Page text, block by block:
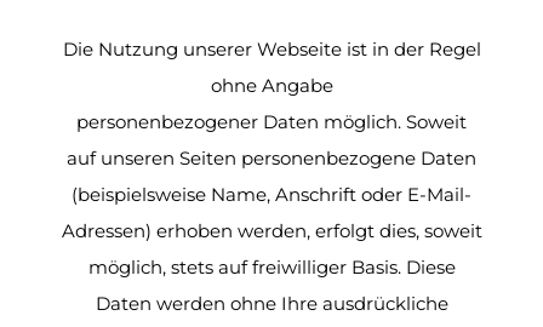
Die Nutzung unserer Webseite ist in der Regel
ohne Angabe
personenbezogener Daten möglich. Soweit
auf unseren Seiten personenbezogene Daten
(beispielsweise Name, Anschrift oder E-Mail-
Adressen) erhoben werden, erfolgt dies, soweit
möglich, stets auf freiwilliger Basis. Diese
Daten werden ohne Ihre ausdrückliche